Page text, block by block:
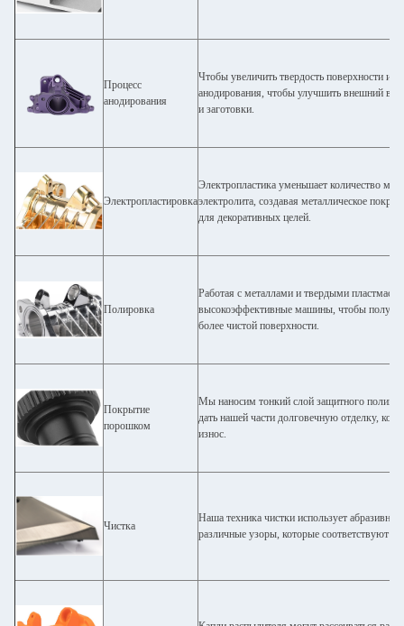
Процесс
анодирования
Чтобы увеличить твердость поверхности и
анодирования, чтобы улучшить внешний
и заготовки.
Электропластировка
Электропластика уменьшает количество
электролита, создавая металлическое
для декоративных целей.
Полировка
Работая с металлами и твердыми
высокоэффективные машины, чтобы
более чистой поверхности.
Покрытие
порошком
Мы наносим тонкий слой защитного
дать нашей части долговечную отделку,
износ.
Чистка
Наша техника чистки использует
различные узоры, которые соответствуют